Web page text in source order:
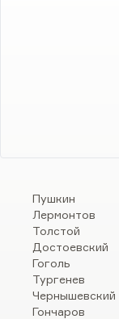
Пушкин
Лермонтов
Толстой
Достоевский
Гоголь
Тургенев
Чернышевский
Гончаров